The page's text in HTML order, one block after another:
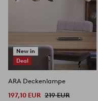
New in
Deal
ARA Deckenlampe
197,10 EUR 219 EUR